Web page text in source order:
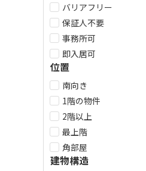
バリアフリー
保証人不要
事務所可
即入居可
位置
南向き
1階の物件
2階以上
最上階
角部屋
建物構造